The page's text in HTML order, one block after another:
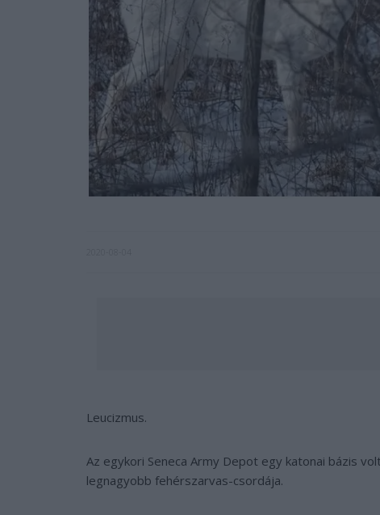
Leucizmus.
Az egykori Seneca Army Depot egy katonai bázis
legnagyobb fehérszarvas-csordája.